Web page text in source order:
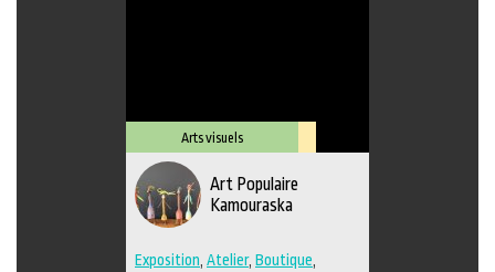
Arts visuels
Art Populaire
Kamouraska
Exposition Atelier, Boutique